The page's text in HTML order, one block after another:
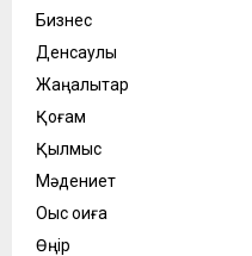
Бизнес
Денсаулық
Жаңалықтар
Қоғам
Қылмыс
Мәдениет
Оқыс оқиға
Өңір